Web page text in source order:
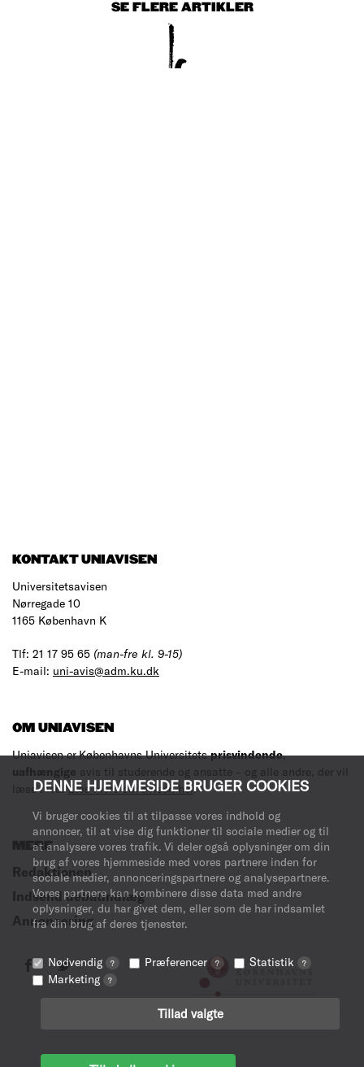
DENNE HJEMMESIDE BRUGER COOKIES
Vi bruger cookies til at tilpasse vores indhold og
annoncer, til at vise dig funktioner til sociale medier og til
at analysere vores trafik. Vi deler også oplysninger om din
brug af vores hjemmeside med vores partnere inden for
sociale medier, annonceringspartnere og analysepartnere.
Vores partnere kan kombinere disse data med andre
oplysninger, du har givet dem, eller som de har indsamlet
fra din brug af deres tjenester.
Nødvendig ? Præferencer ? Statistik ?
Marketing ?
Tillad valgte
SE FLERE ARTIKLER
KONTAKT UNIAVISEN
Universitetsavisen
Nørregade 10
1165 København K
Tlf: 21 17 95 65 (man-fre kl. 9-15)
E-mail: uni-avis@adm.ku.dk
OM UNIAVISEN
Uniavisen er Københavns Universitetsprisvindende,
uafhængige avis til studerende og ansatte – og alle andre, der vil
læse med.Læs mere om avisen her.
MERE
Redaktionen
Indsend debatindlæg
Annoncering